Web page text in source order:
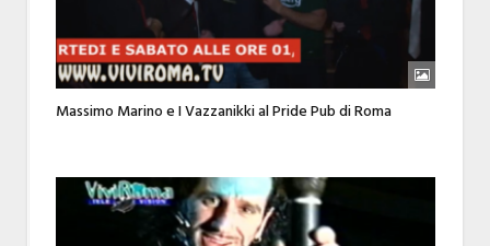
Massimo Marino e I Vazzanikki al Pride Pub di Roma